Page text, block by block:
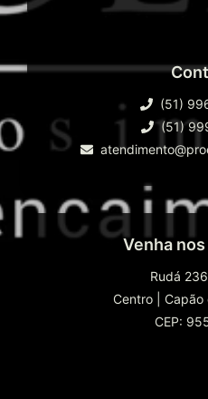
(51)
(51)
Venha
Rudá
Centro
Capão
CEP: